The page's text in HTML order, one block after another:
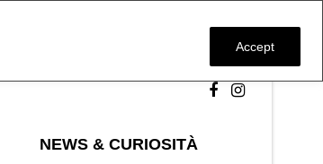
Accept
NEWS & CURIOSITÀ